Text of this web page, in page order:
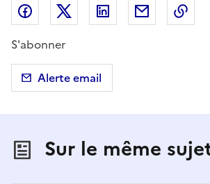
Partager sur Facebook
Partager sur X
Partager surPartager
S'abonner
Alerte email
Sur le même